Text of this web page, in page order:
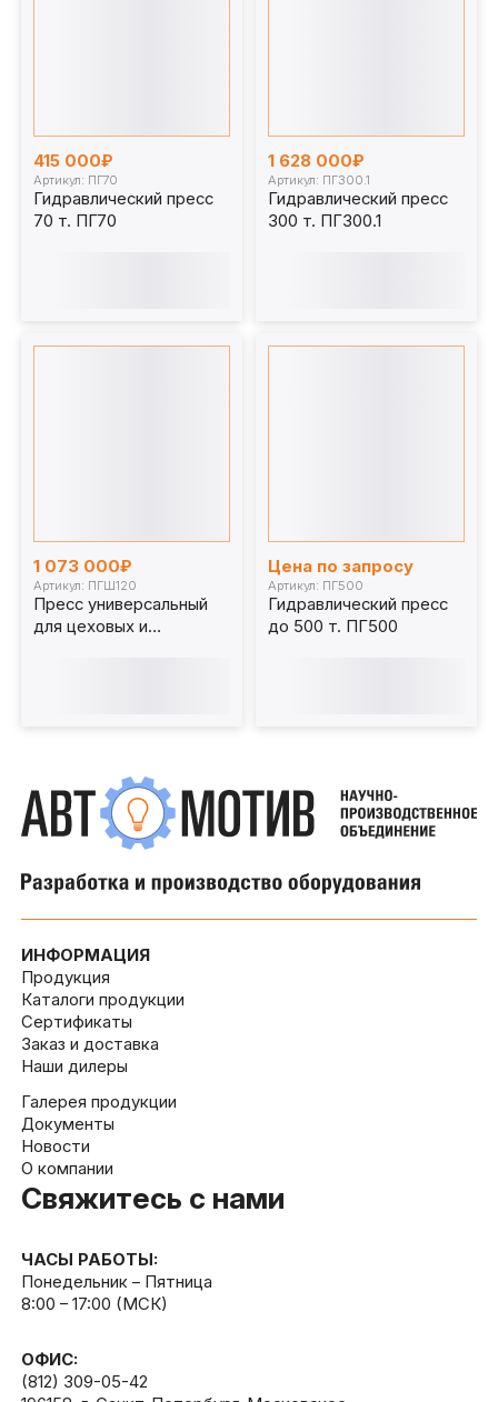
415 000₽
Артикул: ПГ70
Гидравлический пресс
70 т. ПГ70
1 628 000₽
Артикул: ПГ300.1
Гидравлический пресс
300 т. ПГ300.1
1 073 000₽
Артикул: ПГШ120
Пресс универсальный
для цеховых и
Цена по запросу
Артикул: ПГ500
Гидравлический пресс
до 500 т. ПГ500
ИНФОРМАЦИЯ
Продукция
Каталоги продукции
Сертификаты
Заказ и доставка
Наши дилеры
Галерея продукции
Документы
Новости
О компании
Свяжитесь с нами
ЧАСЫ РАБОТЫ:
Понедельник – Пятница
8:00 – 17:00 (МСК)
ОФИС:
(812) 309-05-42